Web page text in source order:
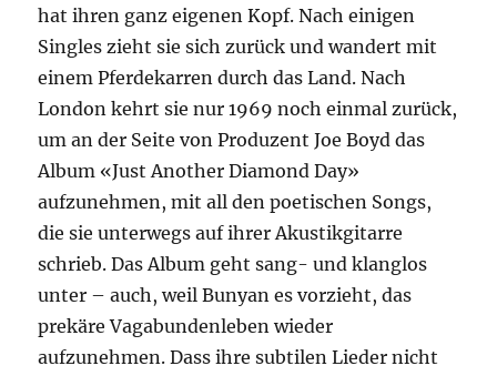
hat ihren ganz eigenen Kopf. Nach einigen
Singles zieht sie sich zurück und wandert mit
einem Pferdekarren durch das Land. Nach
London kehrt sie nur 1969 noch einmal zurück,
um an der Seite von Produzent Joe Boyd das
Album «Just Another Diamond Day»
aufzunehmen, mit all den poetischen Songs,
die sie unterwegs auf ihrer Akustikgitarre
schrieb. Das Album geht sang- und klanglos
unter – auch, weil Bunyan es vorzieht, das
prekäre Vagabundenleben wieder
aufzunehmen. Dass ihre subtilen Lieder nicht